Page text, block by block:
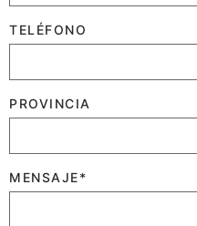
TELÉFONO
PROVINCIA
MENSAJE*